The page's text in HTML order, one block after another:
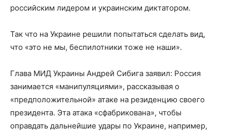
российским лидером и украинским диктатором.
Так что на Украине решили попытаться сделать вид,
что «это не мы, беспилотники тоже не наши».
Глава МИД Украины Андрей Сибига заявил: Россия
занимается «манипуляциями», рассказывая о
«предположительной» атаке на резиденцию своего
президента. Эта атака «сфабрикована», чтобы
оправдать дальнейшие удары по Украине, например,